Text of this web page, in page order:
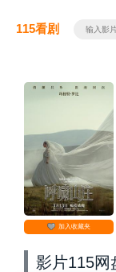
115看剧
加入收藏夹
影片115网